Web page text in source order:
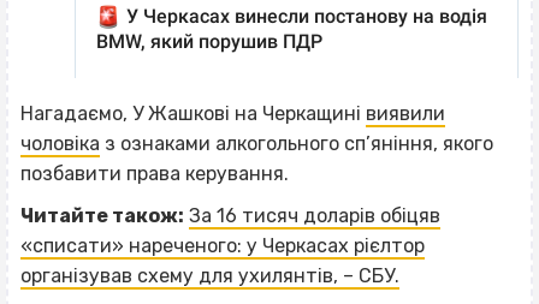
Нагадаємо, У Жашкові на Черкащині виявили
чоловіка з ознаками алкогольного сп’яніння, якого
позбавити права керування.
Читайте також: За 16 тисяч доларів обіцяв
«списати» нареченого: у Черкасах рієлтор
організував схему для ухилянтів, – СБУ.